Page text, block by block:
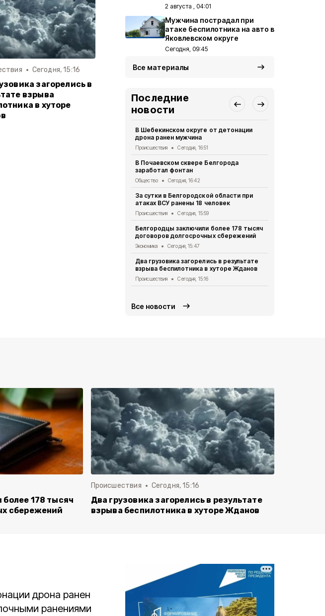
Сегодня, 15:16
загорелись в
взрыва
в хуторе
2 августа , 04:01
Мужчина пострадал при
атаке беспилотника на авто в
Яковлевском округе
Сегодня, 09:45
Все материалы
Последние
новости
В Шебекинском округе от детонации
дрона ранен мужчина
Происшествия Сегодня, 16:51
В Почаевском сквере Белгорода
заработал фонтан
Общество Сегодня, 16:42
За сутки в Белгородской области при
атаках ВСУ ранены 18 человек
Происшествия Сегодня, 15:59
Белгородцы заключили более 178 тысяч
договоров долгосрочных сбережений
Экономика Сегодня, 15:47
Два грузовика загорелись в результате
взрыва беспилотника в хуторе Жданов
Происшествия Сегодня, 15:16
Все новости
178 тысяч
сбережений
Происшествия Сегодня, 15:16
Два грузовика загорелись в результате
взрыва беспилотника в хуторе Жданов
дрона ранен
ранениями